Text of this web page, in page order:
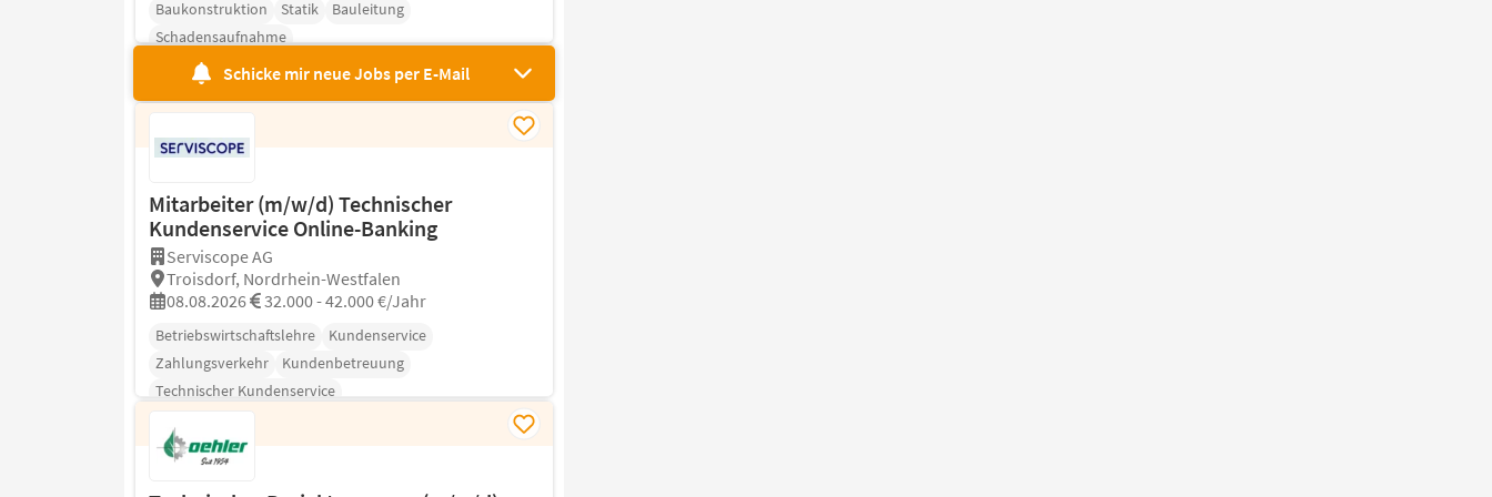
Baukonstruktion
Statik
Bauleitung
Schadensaufnahme
Schicke mir neue Jobs per E-Mail
Mitarbeiter (m/w/d) Technischer
Kundenservice Online-Banking
Serviscope AG
Troisdorf, Nordrhein-Westfalen
08.08.2026
32.000 - 42.000 €/Jahr
Betriebswirtschaftslehre
Kundenservice
Zahlungsverkehr
Kundenbetreuung
Technischer Kundenservice